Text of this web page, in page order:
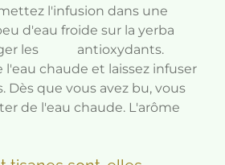
l'infusion dans une
d'eau froide sur la yerba
les antioxydants.
l'eau chaude et laissez infuser
Dès que vous avez bu, vous
l'eau chaude. L'arôme